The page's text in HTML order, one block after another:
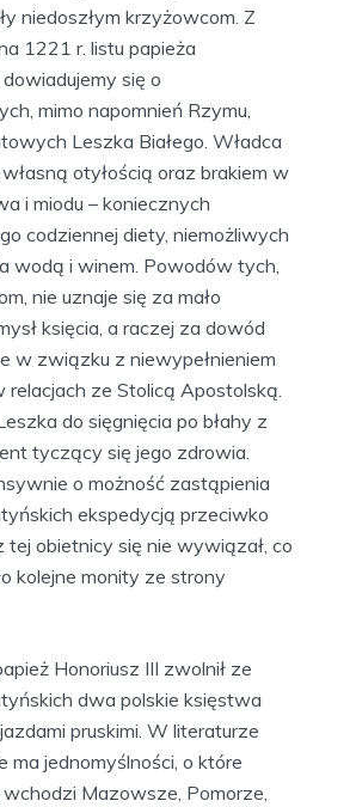
niedoszłym krzyżowcom. Z
1221 r. listu papieża
się o
mimo napomnień Rzymu,
Leszka Białego. Władca
własną otyłością oraz brakiem w
i miodu – koniecznych
codziennej diety, niemożliwych
wodą i winem. Powodów tych,
nie uznaje się za mało
księcia, a raczej za dowód
w związku z niewypełnieniem
relacjach ze Stolicą Apostolską.
do sięgnięcia po błahy z
tyczący się jego zdrowia.
o możność zastąpienia
ekspedycją przeciwko
tej obietnicy się nie wywiązał, co
kolejne monity ze strony
Honoriusz III zwolnił ze
dwa polskie księstwa
pruskimi. W literaturze
ma jednomyślności, o które
Mazowsze, Pomorze,